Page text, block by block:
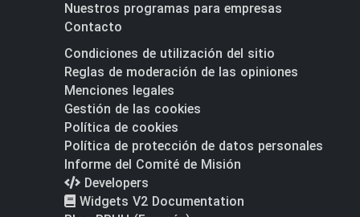
Nuestros programas para empresas
Contacto
Condiciones de utilización del sitio
Reglas de moderación de las opiniones
Menciones legales
Gestión de las cookies
Política de cookies
Política de protección de datos personales
Informe del Comité de Misión
Developers
Widgets V2 Documentation